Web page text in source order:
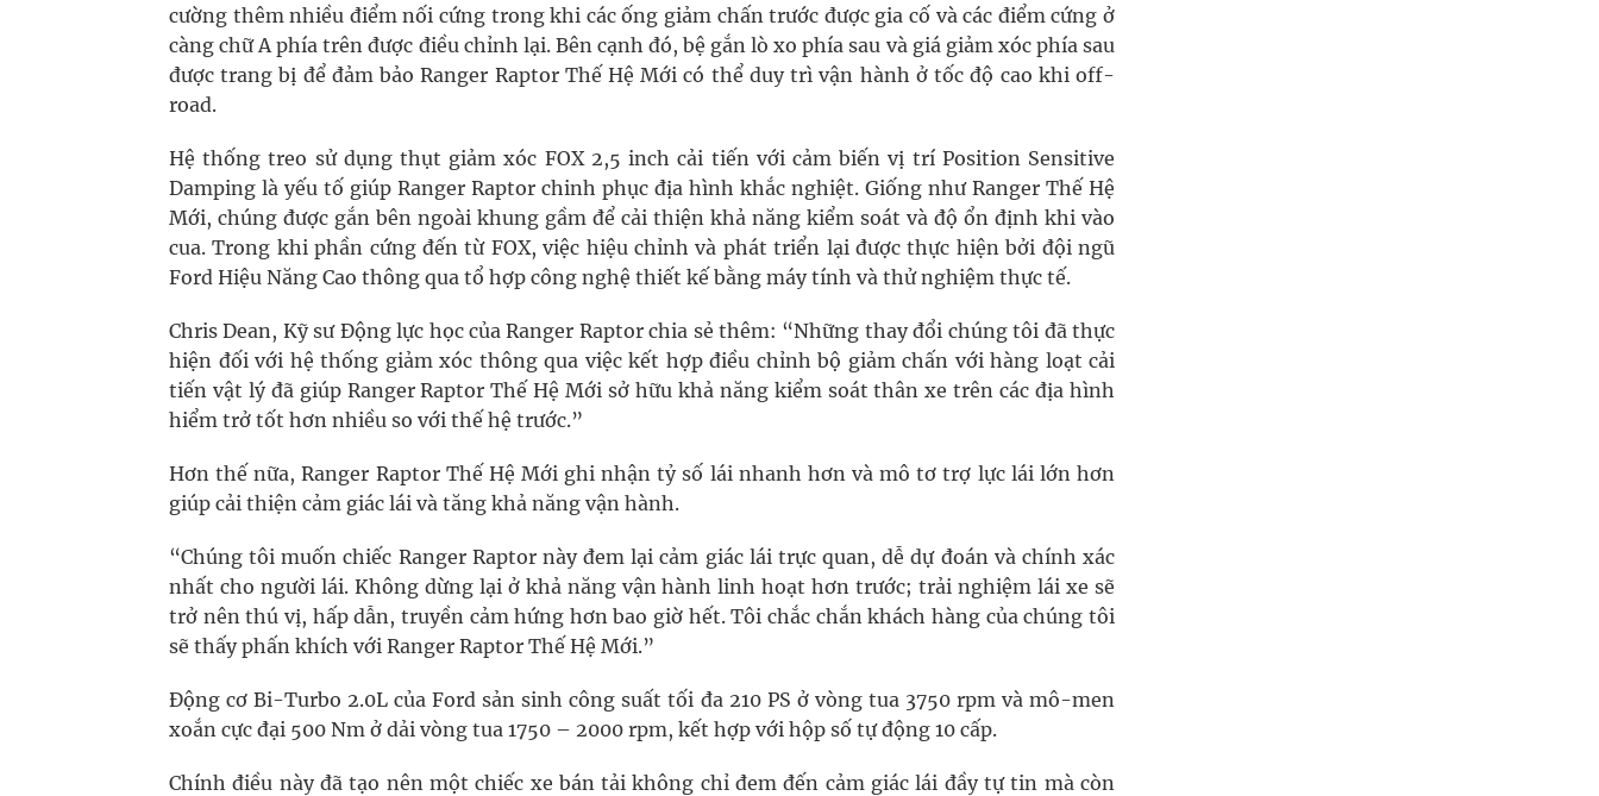
cường thêm nhiều điểm nối cứng trong khi các ống giảm chấn trước được gia cố và các điểm cứng ở
càng chữ A phía trên được điều chỉnh lại. Bên cạnh đó, bệ gắn lò xo phía sau và giá giảm xóc phía sau
được trang bị để đảm bảo Ranger Raptor Thế Hệ Mới có thể duy trì vận hành ở tốc độ cao khi off-
road.
Hệ thống treo sử dụng thụt giảm xóc FOX 2,5 inch cải tiến với cảm biến vị trí Position Sensitive
Damping là yếu tố giúp Ranger Raptor chinh phục địa hình khắc nghiệt. Giống như Ranger Thế Hệ
Mới, chúng được gắn bên ngoài khung gầm để cải thiện khả năng kiểm soát và độ ổn định khi vào
cua. Trong khi phần cứng đến từ FOX, việc hiệu chỉnh và phát triển lại được thực hiện bởi đội ngũ
Ford Hiệu Năng Cao thông qua tổ hợp công nghệ thiết kế bằng máy tính và thử nghiệm thực tế.
Chris Dean, Kỹ sư Động lực học của Ranger Raptor chia sẻ thêm: “Những thay đổi chúng tôi đã thực
hiện đối với hệ thống giảm xóc thông qua việc kết hợp điều chỉnh bộ giảm chấn với hàng loạt cải
tiến vật lý đã giúp Ranger Raptor Thế Hệ Mới sở hữu khả năng kiểm soát thân xe trên các địa hình
hiểm trở tốt hơn nhiều so với thế hệ trước.”
Hơn thế nữa, Ranger Raptor Thế Hệ Mới ghi nhận tỷ số lái nhanh hơn và mô tơ trợ lực lái lớn hơn
giúp cải thiện cảm giác lái và tăng khả năng vận hành.
“Chúng tôi muốn chiếc Ranger Raptor này đem lại cảm giác lái trực quan, dễ dự đoán và chính xác
nhất cho người lái. Không dừng lại ở khả năng vận hành linh hoạt hơn trước; trải nghiệm lái xe sẽ
trở nên thú vị, hấp dẫn, truyền cảm hứng hơn bao giờ hết. Tôi chắc chắn khách hàng của chúng tôi
sẽ thấy phấn khích với Ranger Raptor Thế Hệ Mới.”
Động cơ Bi-Turbo 2.0L của Ford sản sinh công suất tối đa 210 PS ở vòng tua 3750 rpm và mô-men
xoắn cực đại 500 Nm ở dải vòng tua 1750 – 2000 rpm, kết hợp với hộp số tự động 10 cấp.
Chính điều này đã tạo nên một chiếc xe bán tải không chỉ đem đến cảm giác lái đầy tự tin mà còn